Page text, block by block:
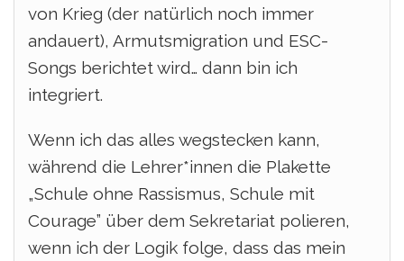
von Krieg (der natürlich noch immer
andauert), Armutsmigration und ESC-
Songs berichtet wird… dann bin ich
integriert.
Wenn ich das alles wegstecken kann,
während die Lehrer*innen die Plakette
„Schule ohne Rassismus, Schule mit
Courage” über dem Sekretariat polieren,
wenn ich der Logik folge, dass das mein